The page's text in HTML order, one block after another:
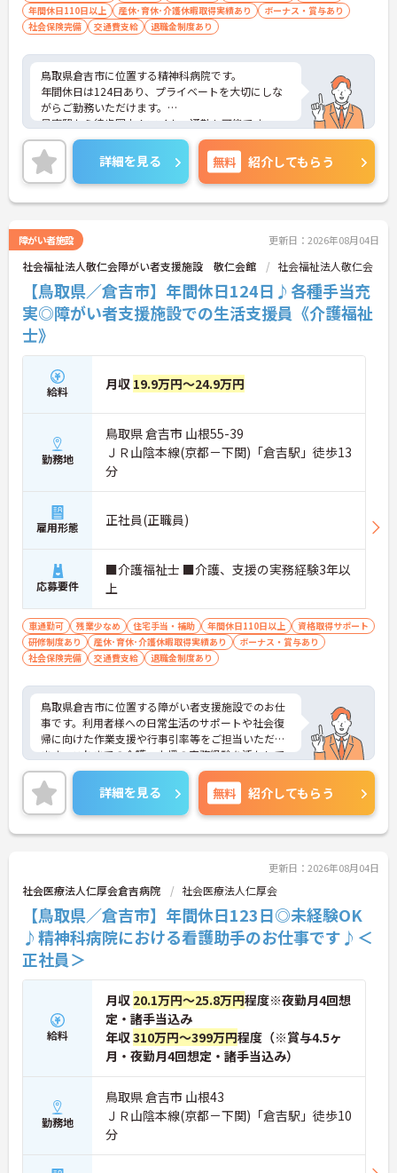
年間休日110日以上
産休･育休･介護休暇取得実績あり
ボーナス・賞与あり
社会保険完備
交通費支給 退職金制度あり
鳥取県倉吉市に位置する精神科病院です。
年間休日は124日あり、プライベートを大切にしな
がらご勤務いただけます。
最寄駅から徒歩圏内！マイカー通勤も可能です。
ご興味のある方には、面接対策ポイントなどさらに
詳細をお話いたしますので、お気軽にご相談くださ
い。
詳細を見る 無料 紹介してもらう
障がい者施設 更新日：2026年08月04日
社会福祉法人敬仁会障がい者支援施設 敬仁会館 社会福祉法人敬仁会
【鳥取県／倉吉市】年間休日124日♪各種手当充
実◎障がい者支援施設での生活支援員《介護福祉
士》
給料 月収 19.9万円～24.9万円
勤務地
鳥取県 倉吉市 山根55-39
ＪＲ山陰本線(京都－下関)「倉吉駅」徒歩13
分
雇用形態 正社員(正職員)
応募要件
■介護福祉士 ■介護、支援の実務経験3年以
上
車通勤可 残業少なめ 住宅手当・補助 年間休日110日以上
資格取得サポート
研修制度あり
産休･育休･介護休暇取得実績あり
ボーナス・賞与あり
社会保険完備
交通費支給 退職金制度あり
鳥取県倉吉市に位置する障がい者支援施設でのお仕
事です。利用者様への日常生活のサポートや社会復
帰に向けた作業支援や行事引率等をご担当いただき
ます。これまでの介護、支援の実務経験を活かして
即戦力としてご活躍いただけます。研修制度や資格
取得支援もあり、働きながらスキルアップも目指せ
ます。年間休日は124日と多く、ワークライフバラ
ンスを重視した働き方も叶います。ご興味のある方
には、面接対策ポイントなど、さらに詳細をお話し
詳細を見る 無料 紹介してもらう
更新日：2026年08月04日
社会医療法人仁厚会倉吉病院 社会医療法人仁厚会
【鳥取県／倉吉市】年間休日123日◎未経験OK
♪精神科病院における看護助手のお仕事です♪＜
正社員＞
給料
月収 20.1万円～25.8万円程度※夜勤月4回想
定・諸手当込み
年収310万円～399万円程度（※賞与4.5ヶ
月・夜勤月4回想定・諸手当込み）
勤務地
鳥取県 倉吉市 山根43
ＪＲ山陰本線(京都－下関)「倉吉駅」徒歩10
分